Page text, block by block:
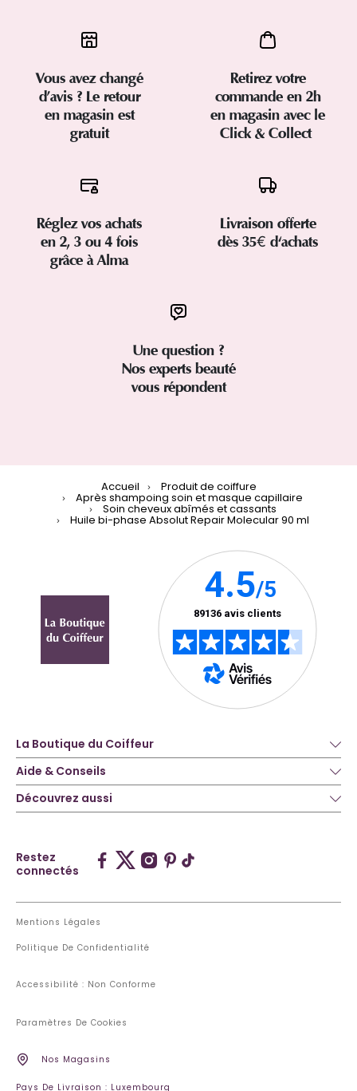
Vous avez changé
d’avis ? Le retour
en magasin est
gratuit
Retirez votre
commande en 2h
en magasin avec le
Click & Collect
Réglez vos achats
en 2, 3 ou 4 fois
grâce à Alma
Livraison offerte
dès 35€ d'achats
Une question ?
Nos experts beauté
vous répondent
Accueil Produit de coiffure
Après shampoing soin et masque capillaire
Soin cheveux abîmés et cassants
Huile bi-phase Absolut Repair Molecular 90 ml
La Boutique du Coiffeur
Aide & Conseils
Découvrez aussi
Restez
connectés
Mentions Légales
Politique De Confidentialité
Accessibilité : Non Conforme
Paramètres De Cookies
Nos Magasins
Pays De Livraison : Luxembourg